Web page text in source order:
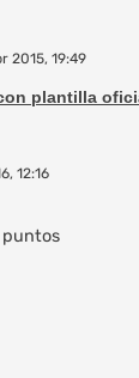
2015, 19:49
plantilla
12:16
puntos